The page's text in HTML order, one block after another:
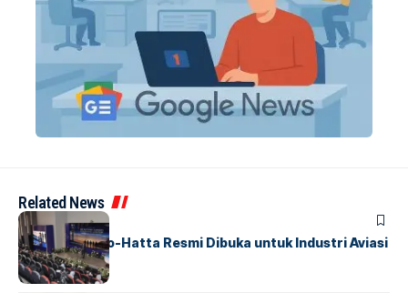
Related News
BANDARA BERITA
IALC Soekarno-Hatta Resmi Dibuka untuk Industri Aviasi
Dunia